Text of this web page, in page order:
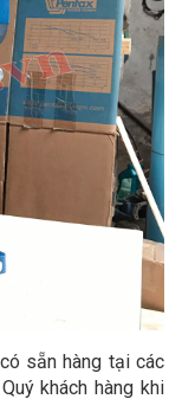
sẵn hàng tại các
khách hàng khi